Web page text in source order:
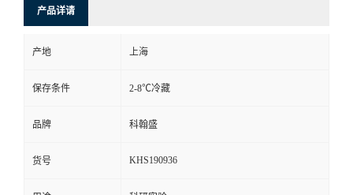
产品详请
产地 上海
保存条件 2-8℃冷藏
品牌 科翰盛
货号 KHS190936